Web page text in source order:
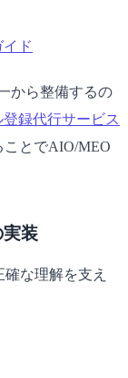
ド
から整備するの
録代行サービス
ことでAIO/MEO
実装
な理解を支え